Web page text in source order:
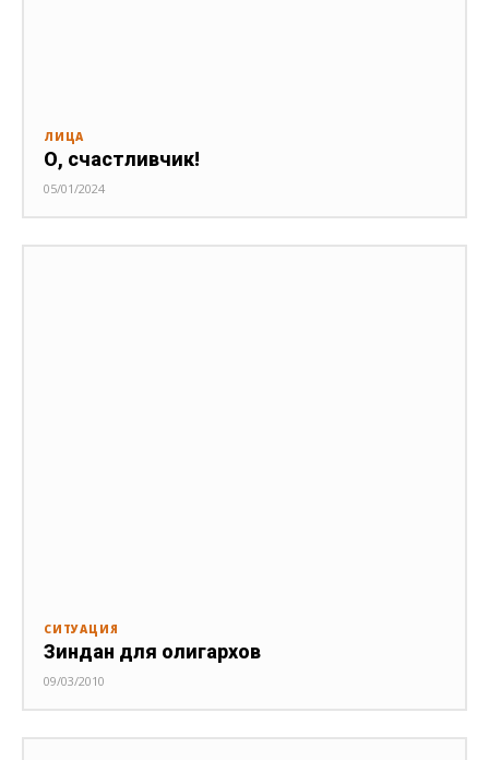
ЛИЦА
О, счастливчик!
05/01/2024
СИТУАЦИЯ
Зиндан для олигархов
09/03/2010